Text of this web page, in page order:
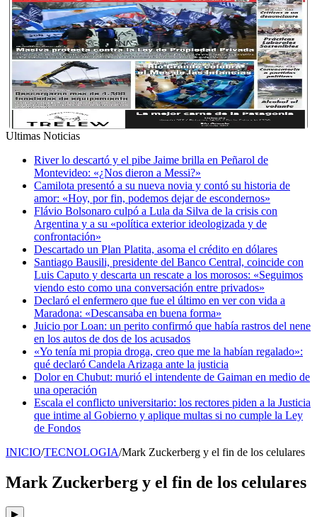
Ultimas Noticias
River lo descartó y el pibe Jaime brilla en Peñarol de
Montevideo: «¿Nos dieron a Messi?»
Camilota presentó a su nueva novia y contó su historia de
amor: «Hoy, por fin, podemos dejar de escondernos»
Flávio Bolsonaro culpó a Lula da Silva de la crisis con
Argentina y a su «política exterior ideologizada y de
confrontación»
Descartado un Plan Platita, asoma el crédito en dólares
Santiago Bausili, presidente del Banco Central, coincide con
Luis Caputo y descarta un rescate a los morosos: «Seguimos
viendo esto como una conversación entre privados»
Declaró el enfermero que fue el último en ver con vida a
Maradona: «Descansaba en buena forma»
Juicio por Loan: un perito confirmó que había rastros del nene
en los autos de dos de los acusados
«Yo tenía mi propia droga, creo que me la habían regalado»:
qué declaró Candela Arizaga ante la justicia
Dolor en Chubut: murió el intendente de Gaiman en medio de
una operación
Escala el conflicto universitario: los rectores piden a la Justicia
que intime al Gobierno y aplique multas si no cumple la Ley
de Fondos
INICIO/TECNOLOGIA/Mark Zuckerberg y el fin de los celulares
Mark Zuckerberg y el fin de los celulares
▶